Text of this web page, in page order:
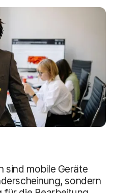
sind mobile Geräte
sondern